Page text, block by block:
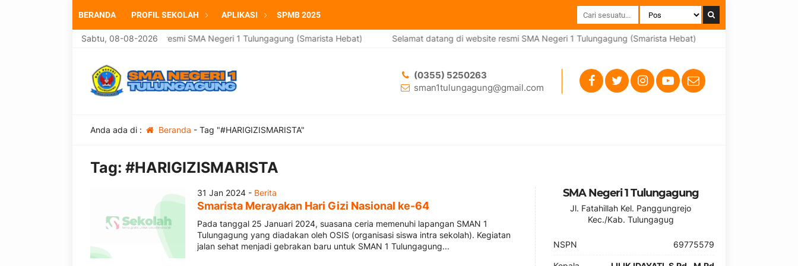
BERANDA PROFIL SEKOLAH APLIKASI SPMB 2025
Sabtu, 08-08-2026
Selamat datang di website resmi SMA Negeri 1 Tulungagung (Smarista Hebat) Selamat datang di website resmi SMA Negeri 1 Tulungagung (Smarista Hebat)
(0355) 5250263
sman1tulungagung@gmail.com
Anda ada di : Beranda - Tag "#HARIGIZISMARISTA"
Tag: #HARIGIZISMARISTA
31 Jan 2024 - Berita
Smarista Merayakan Hari Gizi Nasional ke-64
Pada tanggal 25 Januari 2024, suasana ceria memenuhi lapangan SMAN 1
Tulungagung yang diadakan oleh OSIS (organisasi siswa intra sekolah). Kegiatan
jalan sehat menjadi gebrakan baru untuk SMAN 1 Tulungagung...
SMA Negeri 1 Tulungagung
Jl. Fatahillah Kel. Panggungrejo
Kec./Kab. Tulungagug
NSPN 69775579